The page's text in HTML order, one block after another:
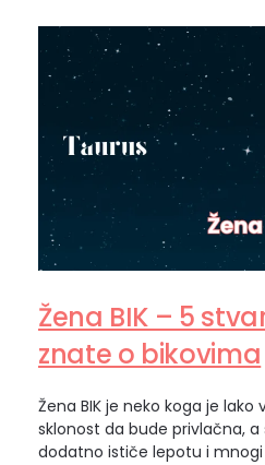
Lubenica je jedno od
je, slatka, sadrži malo kalorija
Žena BIK – 5
znate o bikovima
Žena BIK je neko koga je
sklonost da bude privlačna,
dodatno ističe lepotu i mnogi